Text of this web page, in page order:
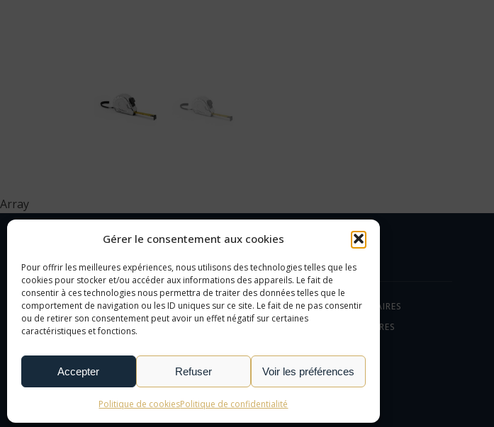
Gérer le consentement aux cookies
Pour offrir les meilleures expériences, nous utilisons des technologies telles que les
cookies pour stocker et/ou accéder aux informations des appareils. Le fait de
consentir à ces technologies nous permettra de traiter des données telles que le
comportement de navigation ou les ID uniques sur ce site. Le fait de ne pas consentir
ou de retirer son consentement peut avoir un effet négatif sur certaines
caractéristiques et fonctions.
Accepter Refuser Voir les préférences
Politique de cookiesPolitique de confidentialité
Array
NOTRE SOCIÉTÉ
NOTRE AGENCE
NOTRE DÉMARCHE
LE MONDE DE L'OBJET
PUBLICITAIRE
CATÉGORIES
OBJETS PUBLICITAIRES
CADEAUX D'AFFAIRES